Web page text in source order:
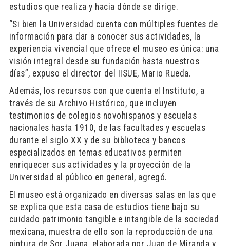
estudios que realiza y hacia dónde se dirige.
“Si bien la Universidad cuenta con múltiples fuentes de
información para dar a conocer sus actividades, la
experiencia vivencial que ofrece el museo es única: una
visión integral desde su fundación hasta nuestros
días”, expuso el director del IISUE, Mario Rueda.
Además, los recursos con que cuenta el Instituto, a
través de su Archivo Histórico, que incluyen
testimonios de colegios novohispanos y escuelas
nacionales hasta 1910, de las facultades y escuelas
durante el siglo XX y de su biblioteca y bancos
especializados en temas educativos permiten
enriquecer sus actividades y la proyección de la
Universidad al público en general, agregó.
El museo está organizado en diversas salas en las que
se explica que esta casa de estudios tiene bajo su
cuidado patrimonio tangible e intangible de la sociedad
mexicana, muestra de ello son la reproducción de una
pintura de Sor Juana, elaborada por Juan de Miranda y